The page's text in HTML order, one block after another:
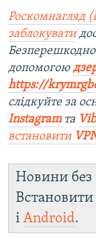
Роскомнагляд
заблокувати
допомогою
https://
слідкуйте за
Instagramта
встановити
Новини без
Встановити
і Android.